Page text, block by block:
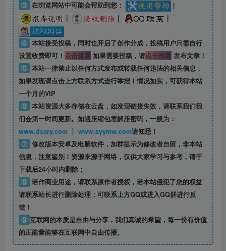
③ 在浏览网站中可能会帮助到您：
|
|
| |
④ 本站接受投稿，同时也开启了创作分成，投稿用户只需自行
设置收费即可！ 点击查看如果需要投稿，请点击投稿发布文章！
⑤ 本站一律禁止以任何方式发布或转载任何违法的相关信息，
如果发现请点击上方联系方式进行举报！情况如实，可获得本站
一个月的VIP
⑥ 本站资源大多存储在云盘，如发现链接失效，请联系我们我
们会第一时间更新。如遇压缩包需解压密码，一般为：
www.dsary.com 丨 www.syymw.com请知悉！
⑦ 修改版本安卓及电脑软件，加群提示为修改者自留， 非本站
信息，注意鉴别！资源来源于网络，仅供大家学习与参考，请于
下载后24小时内删除；
⑧ 若作商业用途，请联系原作者授权，若本站侵犯了您的权益
请联系站长进行删除处理；可联系上方QQ或进入QQ群进行反
馈！
⑨ 互联网的本质是自由与分享，我们真诚的希望，每一份有价值
的正能量能够在互联网中自由传播。